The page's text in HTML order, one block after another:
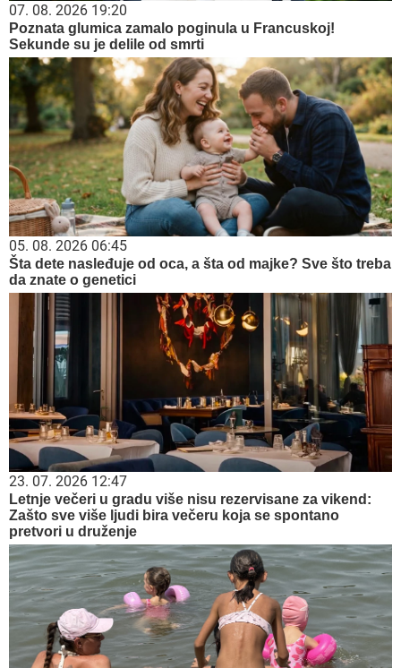
07. 08. 2026 19:20
Poznata glumica zamalo poginula u Francuskoj!
Sekunde su je delile od smrti
05. 08. 2026 06:45
Šta dete nasleđuje od oca, a šta od majke? Sve što treba
da znate o genetici
23. 07. 2026 12:47
Letnje večeri u gradu više nisu rezervisane za vikend:
Zašto sve više ljudi bira večeru koja se spontano
pretvori u druženje